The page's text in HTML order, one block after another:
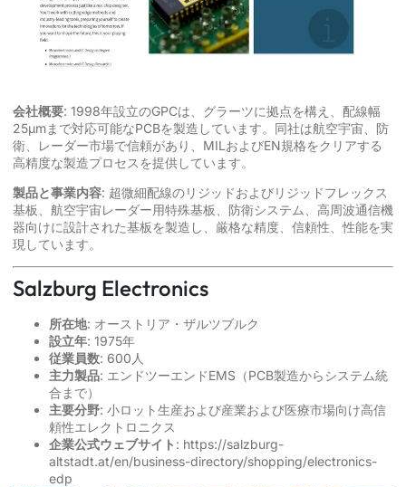
会社概要: 1998年設立のGPCは、グラーツに拠点を構え、配線幅
25µmまで対応可能なPCBを製造しています。同社は航空宇宙、防
衛、レーダー市場で信頼があり、MILおよびEN規格をクリアする
高精度な製造プロセスを提供しています。
製品と事業内容: 超微細配線のリジッドおよびリジッドフレックス
基板、航空宇宙レーダー用特殊基板、防衛システム、高周波通信機
器向けに設計された基板を製造し、厳格な精度、信頼性、性能を実
現しています。
Salzburg Electronics
所在地: オーストリア・ザルツブルク
設立年: 1975年
従業員数: 600人
主力製品: エンドツーエンドEMS（PCB製造からシステム統
合まで）
主要分野: 小ロット生産および産業および医療市場向け高信
頼性エレクトロニクス
企業公式ウェブサイト : https://salzburg-
altstadt.at/en/business-directory/shopping/electronics-
edp